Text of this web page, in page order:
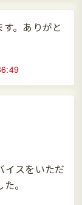
。ありがと
イスをいただ
。